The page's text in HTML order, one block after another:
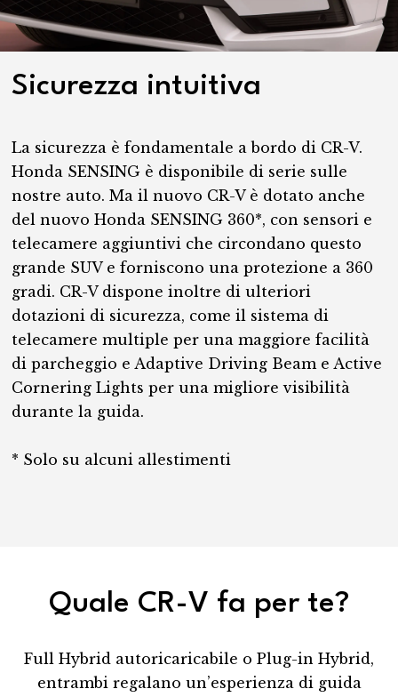
Sicurezza intuitiva
La sicurezza è fondamentale a bordo di CR-V.
Honda SENSING è disponibile di serie sulle
nostre auto. Ma il nuovo CR-V è dotato anche
del nuovo Honda SENSING 360*, con sensori e
telecamere aggiuntivi che circondano questo
grande SUV e forniscono una protezione a 360
gradi. CR-V dispone inoltre di ulteriori
dotazioni di sicurezza, come il sistema di
telecamere multiple per una maggiore facilità
di parcheggio e Adaptive Driving Beam e Active
Cornering Lights per una migliore visibilità
durante la guida.
* Solo su alcuni allestimenti
Quale CR-V fa per te?
Full Hybrid autoricaricabile o Plug-in Hybrid,
entrambi regalano un’esperienza di guida